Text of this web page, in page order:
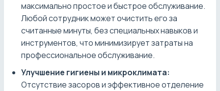
максимально простое и быстрое обслуживание.
Любой сотрудник может очистить его за
считанные минуты, без специальных навыков и
инструментов, что минимизирует затраты на
профессиональное обслуживание.
Улучшение гигиены и микроклимата:
Отсутствие засоров и эффективное отделение